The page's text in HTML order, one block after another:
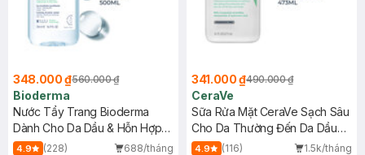
348.000 ₫560.000 ₫
Bioderma
Nước Tẩy Trang Bioderma
Dành Cho Da Dầu & Hỗn Hợp
500ml
4.9 (228)
688/tháng
341.000 ₫490.000 ₫
CeraVe
Sữa Rửa Mặt CeraVe Sạch Sâu
Cho Da Thường Đến Da Dầu
473ml
4.9 (116)
1.5k/tháng